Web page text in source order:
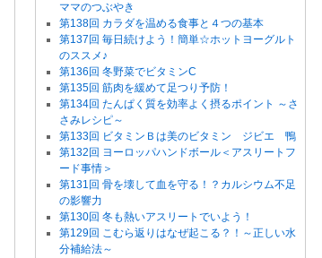
ママのつぶやき
第138回 カラダを温める食事と４つの基本
第137回 毎日続けよう！簡単☆ホットヨーグルト
のススメ♪
第136回 冬野菜でビタミンC
第135回 筋肉を緩めて足つり予防！
第134回 たんぱく質を効率よく摂るポイント ～さ
さみレシピ～
第133回 ビタミンＢは美のビタミン ジビエ 鴨
第132回 ヨーロッパハンドボール＜アスリートフ
ード事情＞
第131回 骨を壊して血を守る！？カルシウム不足
の影響力
第130回 冬も熱いアスリートでいよう！
第129回 こむら返りはなぜ起こる？！～正しい水
分補給法～